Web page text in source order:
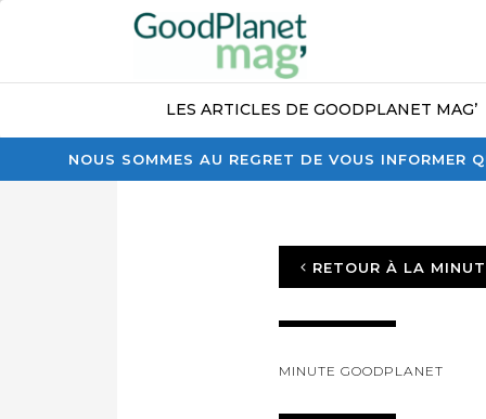
NOUS SOMMES AU REGRET DE VOUS
LES ARTICLES DE GOODPLANET MAG’
RETOUR À LA
MINUTE GOODPLANET